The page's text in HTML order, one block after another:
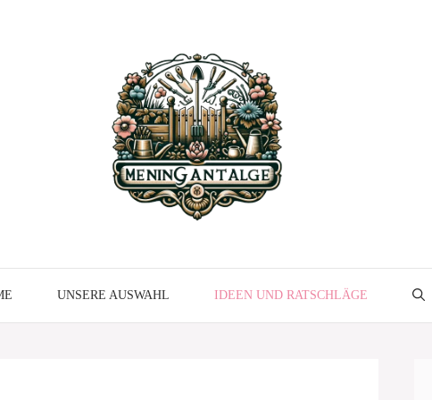
UNSERE AUSWAHL IDEEN UND RATSCHLÄGE